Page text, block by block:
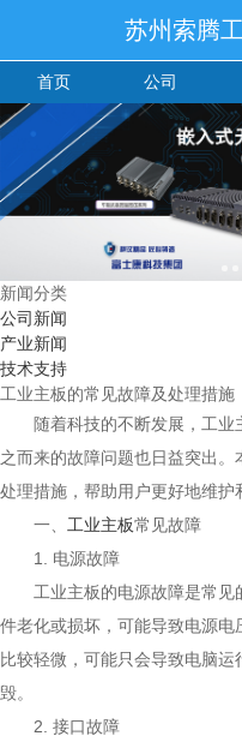
苏州索腾
首页 公司
新闻分类
公司新闻
产业新闻
技术支持
工业主板的常见故障及处理措施
随着科技的不断发展，工
之而来的故障问题也日益突出。
处理措施，帮助用户更好地维护
一、 工业主板常见故障
1. 电源故障
工业主板的电源故障是常
件老化或损坏，可能导致电源
比较轻微，可能只会导致电脑
毁。
2. 接口故障